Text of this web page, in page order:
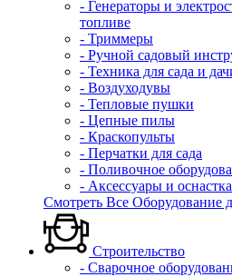
- Генераторы и
топливе
- Триммеры
- Ручной садовый
- Техника для сада и
- Воздуходувы
- Тепловые пушки
- Цепные пилы
- Краскопульты
- Перчатки для сада
- Поливочное
- Аксессуары и
Смотреть Все Оборудование
Строительство
- Сварочное